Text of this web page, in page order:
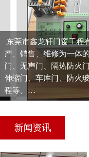
东莞市鑫龙轩门窗工程
产、销售、维修为一体
门、无声门、隔热防火
伸缩门、车库门、防火
程等。
为适应客户及市场要求,
制，保证产品符合相应
技求发展”的方针，以
诚、德、信、优为宗旨
并竭诚欢迎海内外同仁
新闻资讯